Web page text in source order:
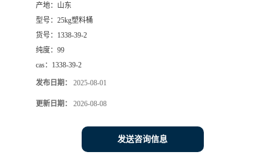
产地： 山东
型号： 25kg塑料桶
货号： 1338-39-2
纯度： 99
cas： 1338-39-2
发布日期： 2025-08-01
更新日期： 2026-08-08
发送咨询信息